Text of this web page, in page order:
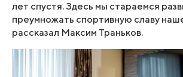
лет спустя. Здесь мы стараемся
преумножать спортивную славу
рассказал Максим Траньков.